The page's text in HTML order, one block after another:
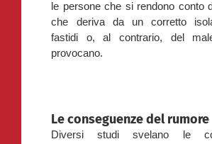
le persone che si rendono conto
che deriva da un corretto
fastidi o, al contrario, del
provocano.
Le conseguenze del rumore
Diversi studi svelano le